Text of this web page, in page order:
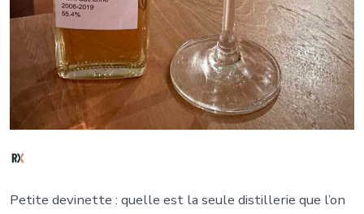
Petite devinette : quelle est la seule distillerie que l’on